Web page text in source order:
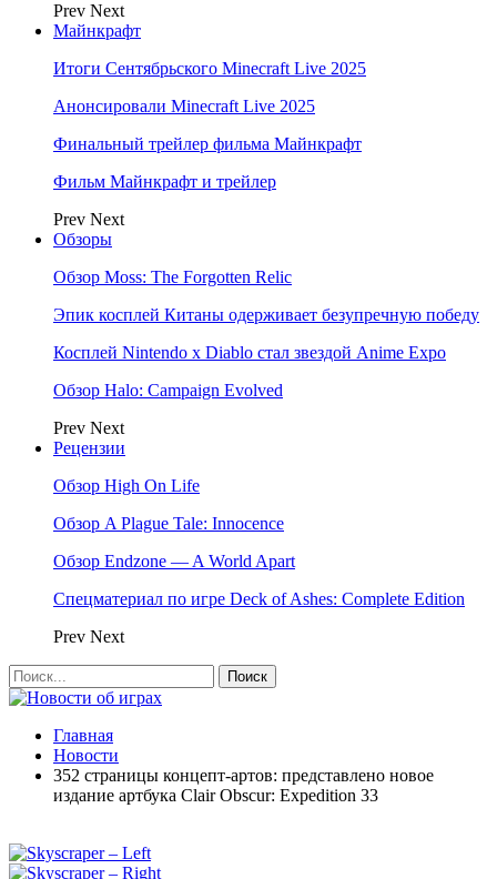
Prev Next
Майнкрафт
Итоги Сентябрьского Minecraft Live 2025
Анонсировали Minecraft Live 2025
Финальный трейлер фильма Майнкрафт
Фильм Майнкрафт и трейлер
Prev Next
Обзоры
Обзор Moss: The Forgotten Relic
Эпик косплей Китаны одерживает безупречную победу
Косплей Nintendo x Diablo стал звездой Anime Expo
Обзор Halo: Campaign Evolved
Prev Next
Рецензии
Обзор High On Life
Обзор A Plague Tale: Innocence
Обзор Endzone — A World Apart
Спецматериал по игре Deck of Ashes: Complete Edition
Prev Next
Главная
Новости
352 страницы концепт-артов: представлено новое
издание артбука Clair Obscur: Expedition 33